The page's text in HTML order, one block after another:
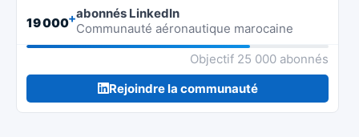
19 000+abonnés LinkedIn
Communauté aéronautique marocaine
Objectif 25 000 abonnés
Rejoindre la communauté